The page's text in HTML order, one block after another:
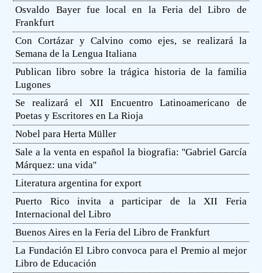
Osvaldo Bayer fue local en la Feria del Libro de
Frankfurt
Con Cortázar y Calvino como ejes, se realizará la
Semana de la Lengua Italiana
Publican libro sobre la trágica historia de la familia
Lugones
Se realizará el XII Encuentro Latinoamericano de
Poetas y Escritores en La Rioja
Nobel para Herta Müller
Sale a la venta en español la biografia: ''Gabriel García
Márquez: una vida''
Literatura argentina for export
Puerto Rico invita a participar de la XII Feria
Internacional del Libro
Buenos Aires en la Feria del Libro de Frankfurt
La Fundación El Libro convoca para el Premio al mejor
Libro de Educación